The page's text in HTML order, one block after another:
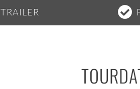
TRAILER